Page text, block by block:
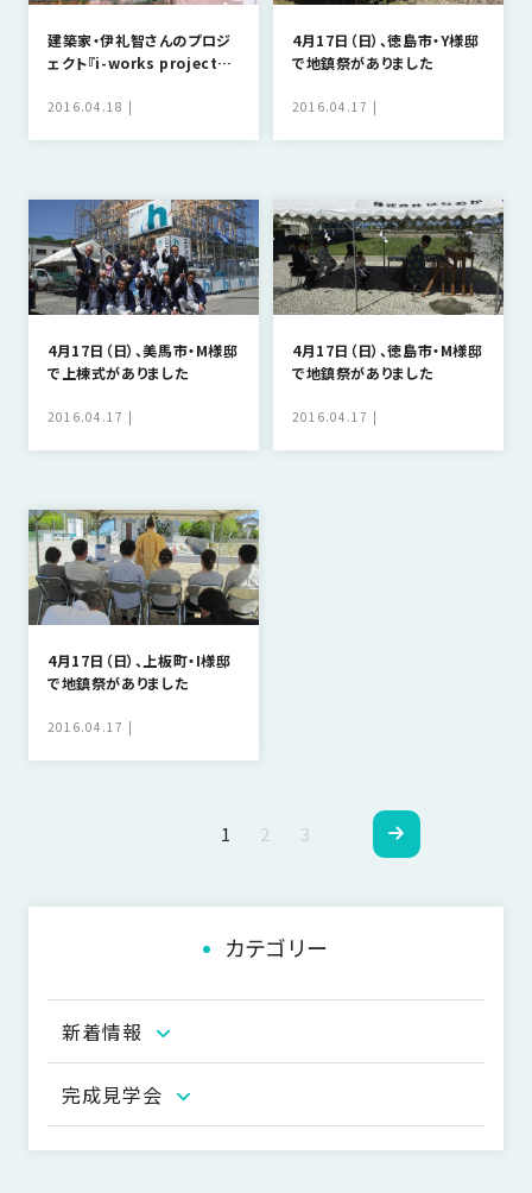
建築家・伊礼智さんのプロジ
ェクト『i-works project』
2016.04.18
4月17日（日）、徳島市・Y様邸
で地鎮祭がありました
2016.04.17
4月17日（日）、美馬市・M様邸
で上棟式がありました
2016.04.17
4月17日（日）、徳島市・M様邸
で地鎮祭がありました
2016.04.17
4月17日（日）、上板町・I様邸
で地鎮祭がありました
2016.04.17
ビ
シ
1 2 3
カテゴリー
新着情報
完成見学会